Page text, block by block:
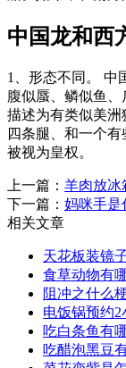
中国龙和西
1、形态不同。 中
腹似蜃、鳞似鱼
描述为有类似美洲
四条腿、和一个
被视为皇权。
上一篇： 羊肉放冰
下一篇： 妈咪手是
相关文章
天花板装镜
食草动物有
阻冲之什么
电饭锅预约
吃白条鱼有
吃醋泡黑豆